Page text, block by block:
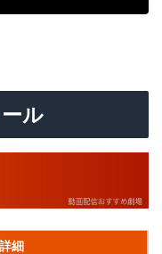
ル
詳細